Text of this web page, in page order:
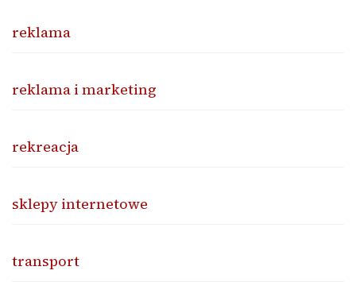
reklama
reklama i marketing
rekreacja
sklepy internetowe
transport